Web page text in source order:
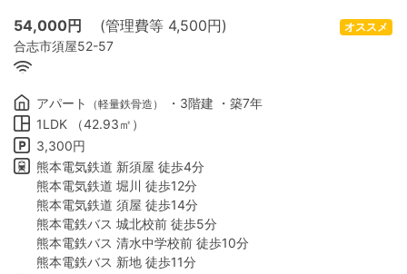
54,000円 (管理費等 4,500円)
合志市須屋52-57
オススメ
アパート （軽量鉄骨造）
・3階建 ・築7年
1LDK （42.93㎡）
3,300円
熊本電気鉄道 新須屋 徒歩4分
熊本電気鉄道 堀川 徒歩12分
熊本電気鉄道 須屋 徒歩14分
熊本電鉄バス 城北校前 徒歩5分
熊本電鉄バス 清水中学校前 徒歩10分
熊本電鉄バス 新地 徒歩11分